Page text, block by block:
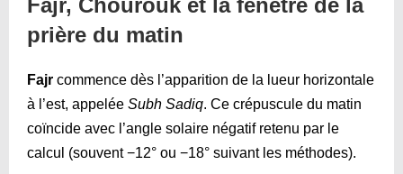
prière du matin
Fajr commence dès l’apparition de la lueur horizontale
à l’est, appelée Subh Sadiq. Ce crépuscule du matin
coïncide avec l’angle solaire négatif retenu par le
calcul (souvent −12° ou −18° suivant les méthodes).